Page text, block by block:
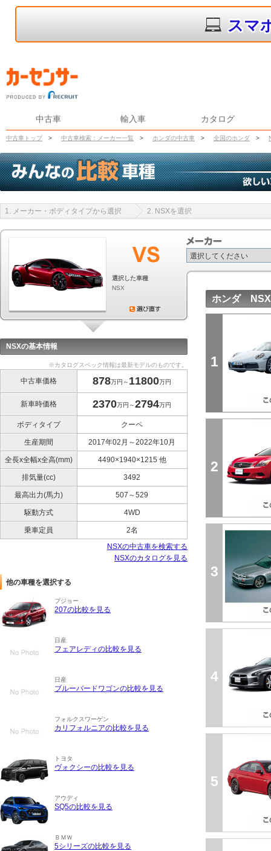
スマ
中古車 輸入車 カタログ
中古車トップ > 中古車検索：メーカー一覧 > ホンダの中古車 > 全国のホンダ >
1. メーカー・ボディタイプから選択 2. NSXを選択
選択した車種
NSX
NSXの基本情報
※カタログスペック情報は最新モデルのものです。
中古車価格 878万円～ 11800万円
新車時価格 2370万円～2794万円
ボディタイプ クーペ
生産期間 2017年02月～2022年10月
全長x全幅x全高(mm) 4490×1940×1215 他
排気量(cc) 3492
最高出力(馬力) 507～529
駆動方式 4WD
乗車定員
2名
NSXの中古車を検索する
NSXのカタログを見る
他の車種を選択する
プジョー
207の比較を見る
日産
フェアレディの比較を見る
日産
ブルーバードワゴンの比較を見る
フォルクスワーゲン
カリフォルニアの比較を見る
トヨタ
ヴォクシーの比較を見る
アウディ
SQ5の比較を見る
ＢＭＷ
5シリーズの比較を見る
ホンダ NSX
1
2
3
4
5